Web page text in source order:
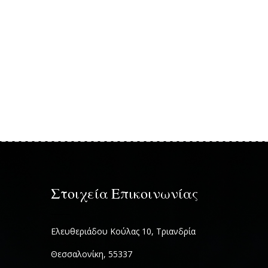
Στοιχεία Επικοινωνίας
Ελευθεριάδου Κούλας 10, Τριανδρία
Θεσσαλονίκη, 55337